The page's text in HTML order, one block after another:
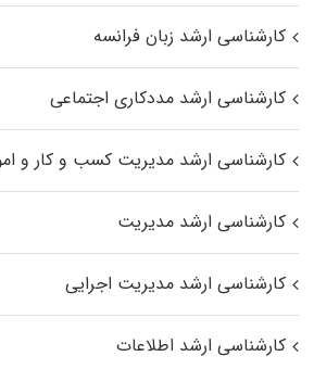
کارشناسی ارشد زبان فرانسه
کارشناسی ارشد مددکاری اجتماعی
کارشناسی ارشد مدیریت کسب و کار و
کارشناسی ارشد مدیریت
کارشناسی ارشد مدیریت اجرایی
کارشناسی ارشد اطلاعات